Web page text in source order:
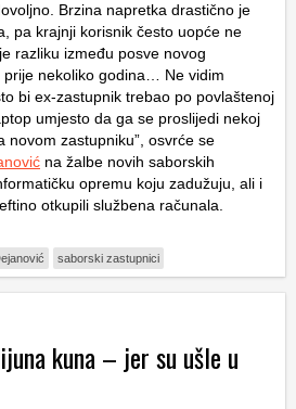
Brzina napretka drastično je
pa krajnji korisnik često uopće ne
razliku između posve novog
prije nekoliko godina… Ne vidim
bi ex-zastupnik trebao po povlaštenoj
umjesto da ga se proslijedi nekoj
novom zastupniku”, osvrće se
na žalbe novih saborskih
opremu koju zadužuju, ali i
otkupili službena računala.
saborski zastupnici
kuna – jer su ušle u